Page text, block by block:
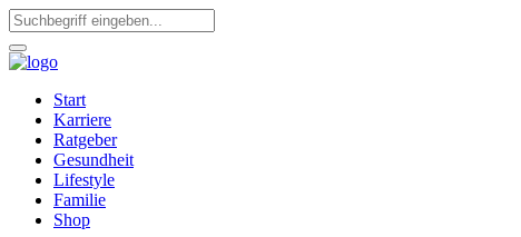
Start
Karriere
Ratgeber
Gesundheit
Lifestyle
Familie
Shop